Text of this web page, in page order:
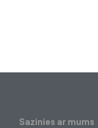
Sazinies ar mums